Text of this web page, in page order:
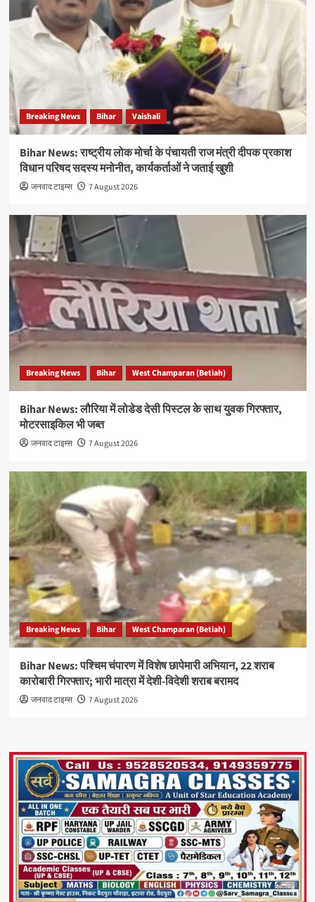
Breaking News Bihar Vaishali
Bihar News: राष्ट्रीय लोक मोर्चा के पंचायती राज मंत्री दीपक प्रकाश
विधान परिषद सदस्य मनोनीत, कार्यकर्ताओं ने जताई खुशी
जनवाद टाइम्स 7 August 2026
Breaking News Bihar West Champaran (Betiah)
Bihar News: लौरिया में लोडेड देसी पिस्टल के साथ युवक गिरफ्तार,
मोटरसाइकिल भी जब्त
जनवाद टाइम्स 7 August 2026
Breaking News Bihar West Champaran (Betiah)
Bihar News: पश्चिम चंपारण में विशेष छापेमारी अभियान, 22 शराब
कारोबारी गिरफ्तार; भारी मात्रा में देशी-विदेशी शराब बरामद
जनवाद टाइम्स 7 August 2026